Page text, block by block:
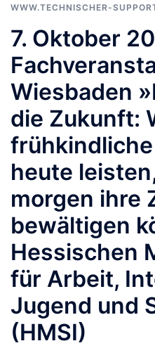
WWW.TECHNISCHER-
7. Oktober
Wiesbaden
die Zukunft:
heute
morgen ihre
bewältigen
Hessischen
für Arbeit,
Jugend und
(HMSI)